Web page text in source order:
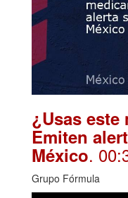
¿Usas este
Emiten
México.
Grupo Fórmula